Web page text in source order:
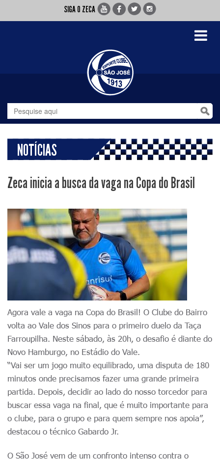
SIGA O ZECA
Toggle
NOTÍCIAS
Zeca inicia a busca da vaga na Copa do Brasil
Agora vale a vaga na Copa do Brasil! O Clube do Bairro
volta ao Vale dos Sinos para o primeiro duelo da Taça
Farroupilha. Neste sábado, às 20h, o desafio é diante do
Novo Hamburgo, no Estádio do Vale.
“Vai ser um jogo muito equilibrado, uma disputa de 180
minutos onde precisamos fazer uma grande primeira
partida. Depois, decidir ao lado do nosso torcedor para
buscar essa vaga na final, que é muito importante para
o clube, para o grupo e para quem sempre nos apoia”,
destacou o técnico Gabardo Jr.
O São José vem de um confronto intenso contra o